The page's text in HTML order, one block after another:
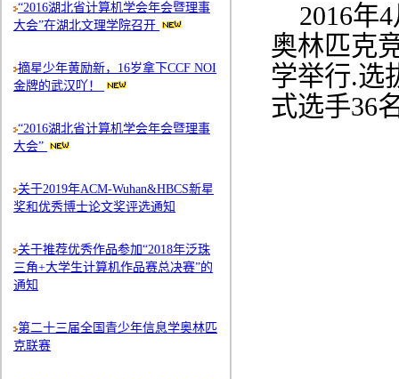
“2016湖北省计算机学会年会暨理事
大会”在湖北文理学院召开
摘星少年黄励新，16岁拿下CCF NOI
金牌的武汉吖！
“2016湖北省计算机学会年会暨理事
大会”
关于2019年ACM-Wuhan&HBCS新星
奖和优秀博士论文奖评选通知
关于推荐优秀作品参加“2018年泛珠
三角+大学生计算机作品赛总决赛”的
通知
第二十三届全国青少年信息学奥林匹
克联赛
2016年
奥林匹克
学举行.选
式选手36